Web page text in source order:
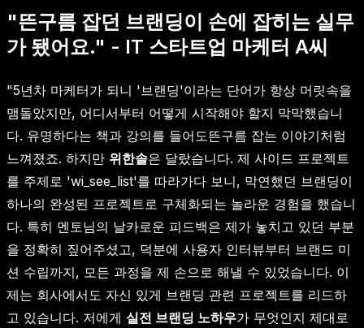
"뜬구름 잡던 브랜딩이 손에 잡히는 실무
가 됐어요." - IT 스타트업 마케터 A씨
"5년차 마케터가 되니 '브랜딩'이라는 단어가 항상 머릿속을
맴돌았지만, 어디서부터 어떻게 시작해야 할지 막막했습니
다. 유명하다는 책과 강의를 들어도뜬구름 잡는 이야기처럼
느껴졌죠. 하지만 위한솔은 달랐습니다. 제 사이드 프로젝트
를 주제로 'wi_see_list'를 따라가다 보니, 막연했던 브랜딩이
하나의 완성된 프로젝트로 구체화되는 놀라운 경험을 했습니
다. 특히 멘토님의 날카로운 피드백은 제가 놓치고 있던 부분
을 정확히 짚어주셨고, 덕분에 사용자 인터뷰부터 브랜드 미
션 수립까지, 모든 과정을 제 손으로 해낼 수 있었습니다. 이
제는 회사에서도 자신 있게 브랜딩 관련 프로젝트를 리드하
고 있습니다. 저에게 실전 브랜딩 노하우가 무엇인지 제대로